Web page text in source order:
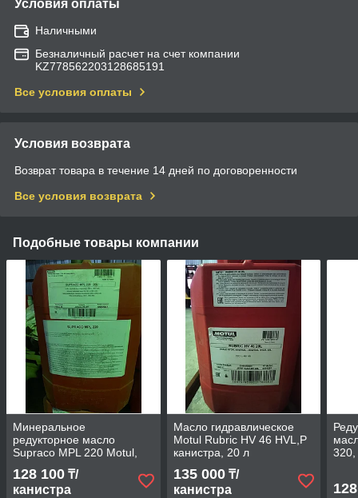
Условия оплаты
Наличными
Безналичный расчет на счет компании
KZ778562203128685191
Все условия оплаты
Условия возврата
Возврат товара в течение 14 дней по договоренности
Все условия возврата
Подобные товары компании
Минеральное
редукторное масло
Supraco MPL 220 Motul,
канистра, 20 л
128 100 ₸/
канистра
Масло гидравлическое
Motul Rubric HV 46 HVL,P
канистра, 20 л
135 000₸/
канистра
320,